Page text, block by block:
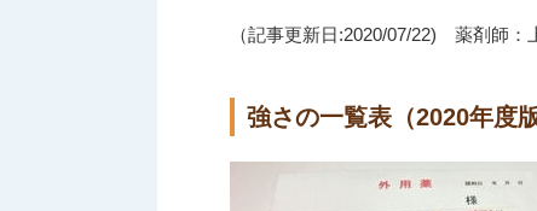
（記事更新日:2020/07/22) 薬剤師：
強さの一覧表（2020年度